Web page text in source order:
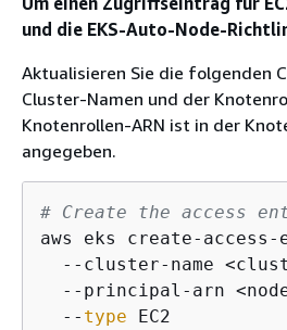
und die EKS-Auto-Node-
Aktualisieren Sie die folgenden
Cluster-Namen und der
Knotenrollen-ARN ist in der
angegeben.
# Create the access
aws eks create-
--cluster-name
--principal-arn
  --
type EC2